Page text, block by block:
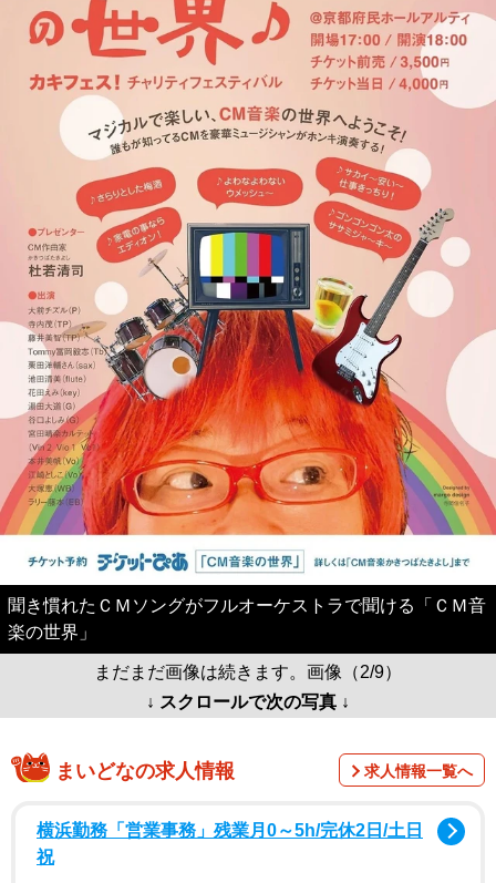
聞き慣れたＣＭソングがフルオーケストラで聞ける「ＣＭ音
楽の世界」
まだまだ画像は続きます。画像（2/9）
↓ スクロールで次の写真 ↓
まいどなの求人情報 求人情報一覧へ
横浜勤務「営業事務」残業月0～5h/完休2日/土日
祝